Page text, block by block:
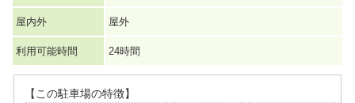
屋内外 屋外
利用可能時間 24時間
【この駐車場の特徴】